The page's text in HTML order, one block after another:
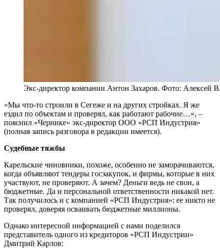
Экс-директор компании Антон Захаров. Фото: Алексей
«Мы что-то строили в Сегеже и на других стройках. Я же
ездил по объектам и проверял, как работают рабочие…», –
пояснил «Чернике» экс-директор ООО «РСП Индустрия»
(полная запись разговора в редакции имеется).
Судебные тяжбы
Карельские чиновники, похоже, особенно не заморачиваются,
когда объявляют тендеры госзакупок, и фирмы, которые в них
участвуют, не проверяют. А зачем? Деньги ведь не свои, а
бюджетные. Да и персональной ответственности никакой нет.
Так получилось и с компанией «РСП Индустрия»: ее никто не
проверял, доверяя осваивать бюджетные миллионы.
Однако интересной информацией с нами поделился
представитель одного из кредиторов «РСП Индустрии»
Дмитрий Карлов: